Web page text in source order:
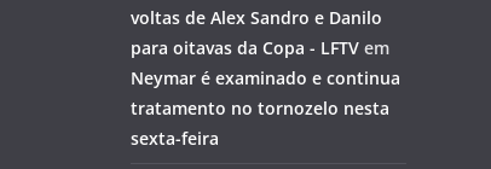
voltas de Alex Sandro e Danilo
para oitavas da Copa - LFTV em
Neymar é examinado e continua
tratamento no tornozelo nesta
sexta-feira